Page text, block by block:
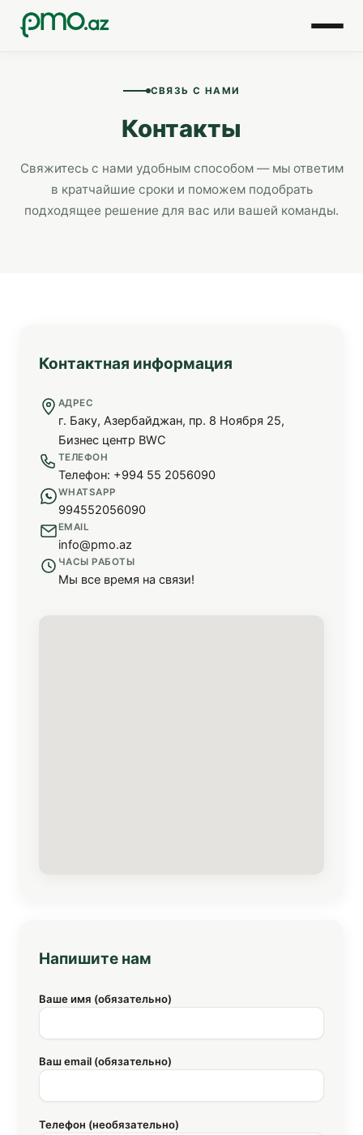
Сертификация
СВЯЗЬ С НАМИ
Контакты
Свяжитесь с нами удобным способом — мы ответим
в кратчайшие сроки и поможем подобрать
подходящее решение для вас или вашей команды.
Контактная информация
АДРЕС
г. Баку, Азербайджан, пр. 8 Ноября 25,
Бизнес центр BWC
ТЕЛЕФОН
Телефон: +994 55 2056090
WHATSAPP
994552056090
EMAIL
info@pmo.az
ЧАСЫ РАБОТЫ
Мы все время на связи!
Напишите нам
Ваше имя (обязательно)
Ваш email (обязательно)
Телефон (необязательно)